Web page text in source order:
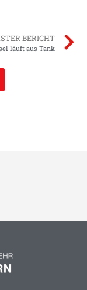
BERICHT
läuft aus Tank